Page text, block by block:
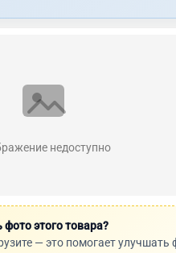
недоступно
фото этого товара?
— это помогает улучшать